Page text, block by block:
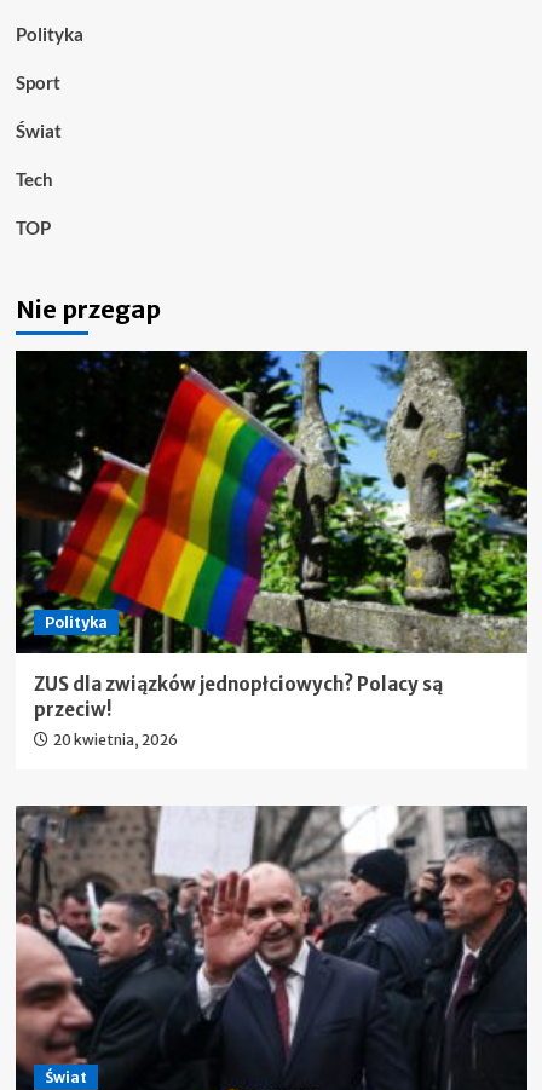
Polityka
Sport
Świat
Tech
TOP
Nie przegap
Polityka
ZUS dla związków jednopłciowych? Polacy są
przeciw!
20 kwietnia, 2026
Świat